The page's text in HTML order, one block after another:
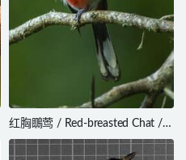
红胸䳭莺 / Red-breasted Chat /
Granatellus venustus